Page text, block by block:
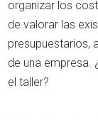
organizar los
de valorar las
presupuestarios,
de una empresa.
el taller?